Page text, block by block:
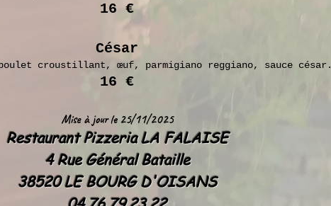
16 €
César
poulet croustillant, œuf, parmigiano reggiano, sauce césar.
16 €
Mise à jour le 25/11/2025
Restaurant Pizzeria LA FALAISE
4 Rue Général Bataille
38520 LE BOURG D'OISANS